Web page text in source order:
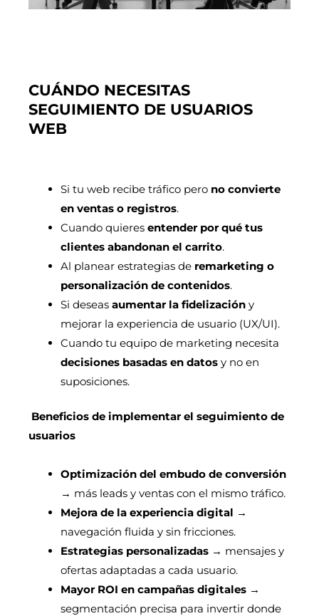
CUÁNDO NECESITAS
SEGUIMIENTO DE USUARIOS
WEB
Si tu web recibe tráfico pero no convierte
en ventas o registros.
Cuando quieresentender por qué tus
clientes abandonan el carrito.
Al planear estrategias de remarketing o
personalización de contenidos.
Si deseasaumentar la fidelización y
mejorar la experiencia de usuario (UX/UI).
Cuando tu equipo de marketing necesita
decisiones basadas en datos y no en
suposiciones.
Beneficios de implementar el seguimiento de
usuarios
Optimización del embudo de conversión
→ más leads y ventas con el mismo tráfico.
Mejora de la experiencia digital →
navegación fluida y sin fricciones.
Estrategias personalizadas → mensajes y
ofertas adaptadas a cada usuario.
Mayor ROI en campañas digitales →
segmentación precisa para invertir donde